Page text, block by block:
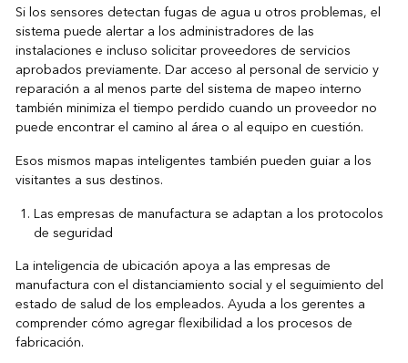
Si los sensores detectan fugas de agua u otros problemas, el
sistema puede alertar a los administradores de las
instalaciones e incluso solicitar proveedores de servicios
aprobados previamente. Dar acceso al personal de servicio y
reparación a al menos parte del sistema de mapeo interno
también minimiza el tiempo perdido cuando un proveedor no
puede encontrar el camino al área o al equipo en cuestión.
Esos mismos mapas inteligentes también pueden guiar a los
visitantes a sus destinos.
Las empresas de manufactura se adaptan a los protocolos
de seguridad
La inteligencia de ubicación apoya a las empresas de
manufactura con el distanciamiento social y el seguimiento del
estado de salud de los empleados. Ayuda a los gerentes a
comprender cómo agregar flexibilidad a los procesos de
fabricación.